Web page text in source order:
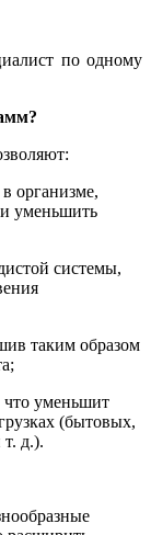
по одному
организме,
уменьшить
системы,
таким образом
что уменьшит
(бытовых,
д.).